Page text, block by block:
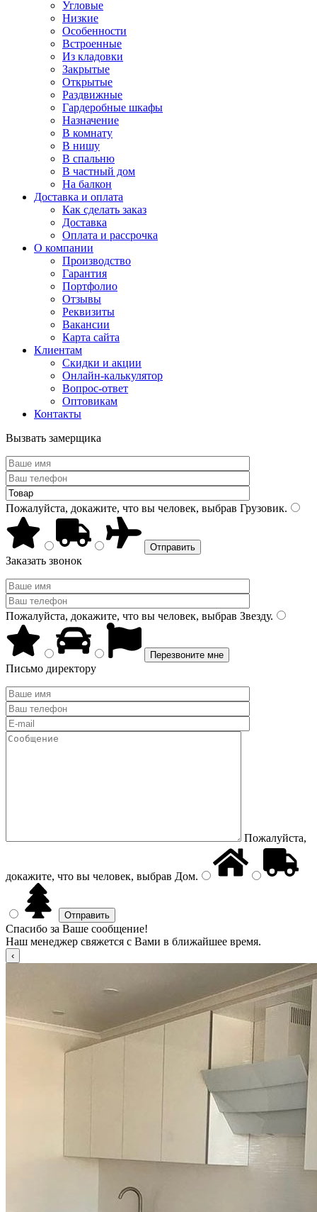
Угловые
Низкие
Особенности
Встроенные
Из кладовки
Закрытые
Открытые
Раздвижные
Гардеробные шкафы
Назначение
В комнату
В нишу
В спальню
В частный дом
На балкон
Доставка и оплата
Как сделать заказ
Доставка
Оплата и рассрочка
О компании
Производство
Гарантия
Портфолио
Отзывы
Реквизиты
Вакансии
Карта сайта
Клиентам
Скидки и акции
Онлайн-калькулятор
Вопрос-ответ
Оптовикам
Контакты
Вызвать замерщика
Пожалуйста, докажите, что вы человек, выбрав Грузовик.
Заказать звонок
Пожалуйста, докажите, что вы человек, выбрав Звезду.
Письмо директору
Пожалуйста,
докажите, что вы человек, выбрав Дом.
Спасибо за Ваше сообщение!
Наш менеджер свяжется с Вами в ближайшее время.